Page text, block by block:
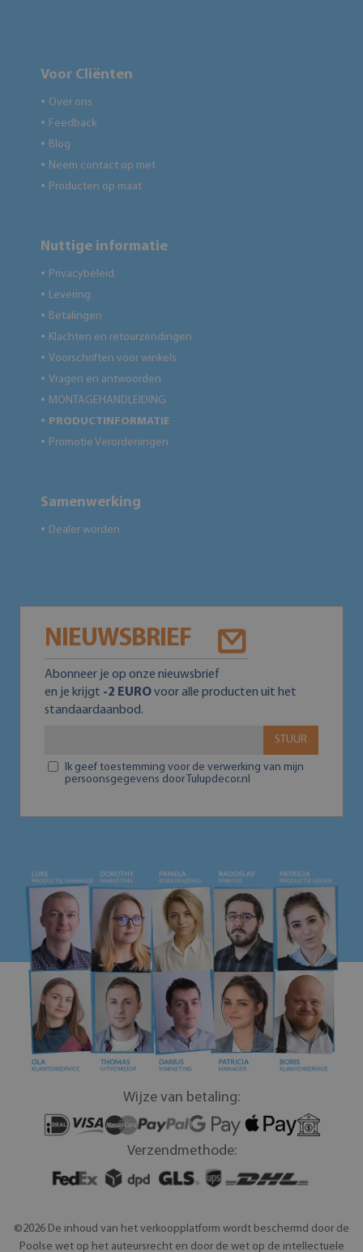
Voor Cliënten
● Over ons
● Feedback
● Blog
● Neem contact op met
● Producten op maat
Nuttige informatie
● Privacybeleid
● Levering
● Betalingen
● Klachten en retourzendingen
● Voorschriften voor winkels
● Vragen en antwoorden
● MONTAGEHANDLEIDING
● PRODUCTINFORMATIE
● Promotie Verordeningen
Samenwerking
● Dealer worden
NIEUWSBRIEF
Abonneer je op onze nieuwsbrief
en je krijgt -2 EUROvoor alle producten uit het
standaardaanbod.
STUUR
Ik geef toestemming voor de verwerking van mijn
persoonsgegevens door Tulupdecor.nl
Wijze van betaling:
Verzendmethode:
©2026 De inhoud van het verkoopplatform wordt beschermd door de
Poolse wet op het auteursrecht en door de wet op de intellectuele